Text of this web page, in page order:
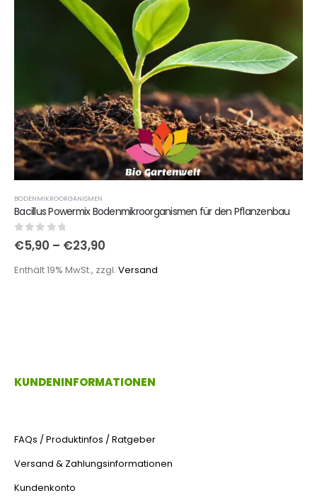
BODENMIKROORGANISMEN
Bacillus Powermix Bodenmikroorganismen für den Pflanzenbau
out of 5
€5,90 – €23,90
Enthält 19% MwSt., zzgl. Versand
KUNDENINFORMATIONEN
FAQs / Produktinfos / Ratgeber
Versand & Zahlungsinformationen
Kundenkonto